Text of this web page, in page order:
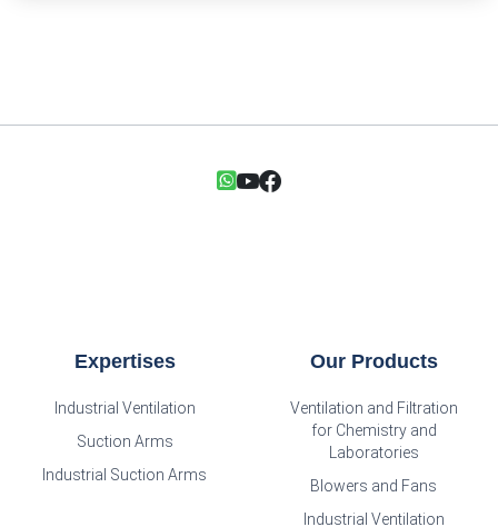
Expertises
Industrial Ventilation
Suction Arms
Industrial Suction Arms
Our Products
Ventilation and Filtration
for Chemistry and
Laboratories
Blowers and Fans
Industrial Ventilation